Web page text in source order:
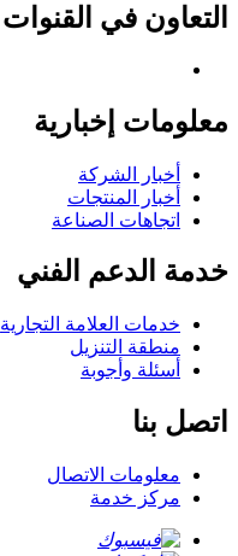
التعاون في القنوات
معلومات إخبارية
أخبار الشركة
أخبار المنتجات
اتجاهات الصناعة
خدمة الدعم الفني
خدمات العلامة التجارية
منطقة التنزيل
أسئلة وأجوبة
اتصل بنا
معلومات الاتصال
مركز خدمة